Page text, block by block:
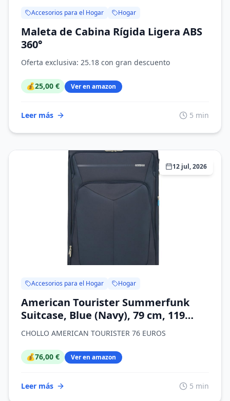
Accesorios para el Hogar Hogar
Maleta de Cabina Rígida Ligera ABS
360°
Oferta exclusiva: 25.18 con gran descuento
💰25,00 € Ver en amazon
Leer más 5 min
12 jul, 2026
Accesorios para el Hogar Hogar
American Tourister Summerfunk
Suitcase, Blue (Navy), 79 cm, 119
litros
CHOLLO AMERICAN TOURISTER 76 EUROS
💰76,00 € Ver en amazon
Leer más 5 min